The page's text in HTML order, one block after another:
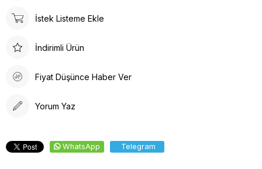
İstek Listeme Ekle
İndirimli Ürün
Fiyat Düşünce Haber Ver
Yorum Yaz
WhatsApp Telegram